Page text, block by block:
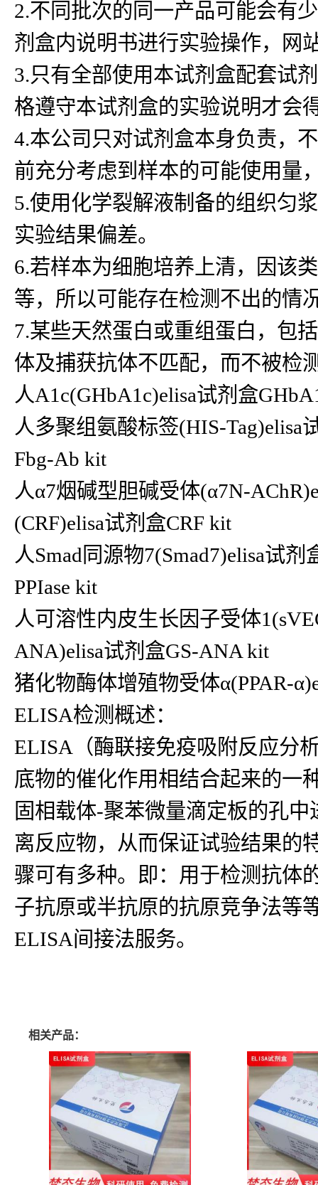
2.不同批次的同一产品可能会有
剂盒内说明书进行实验操作，网
3.只有全部使用本试剂盒配套试
格遵守本试剂盒的实验说明才会
4.本公司只对试剂盒本身负责，
前充分考虑到样本的可能使用量
5.使用化学裂解液制备的组织匀
实验结果偏差。
6.若样本为细胞培养上清，因该
等，所以可能存在检测不出的情
7.某些天然蛋白或重组蛋白，包
体及捕获抗体不匹配，而不被检
人A1c(GHbA1c)elisa试剂盒
人多聚组氨酸标签(HIS-Tag)elisa
Fbg-Ab kit
人α7烟碱型胆碱受体(α7N-
(CRF)elisa试剂盒CRF kit
人Smad同源物7(Smad7)elisa试
PPIase kit
人可溶性内皮生长因子受体
ANA)elisa试剂盒GS-ANA kit
猪化物酶体增殖物受体α(PPAR-
ELISA检测概述：
ELISA（酶联接免疫吸附反应分
底物的催化作用相结合起来的一
固相载体-聚苯微量滴定板的孔
离反应物，从而保证试验结果的
骤可有多种。即：用于检测抗体
子抗原或半抗原的抗原竞争法等
ELISA间接法服务。
相关产品：